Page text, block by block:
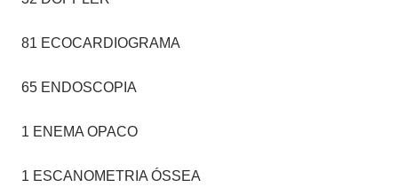
81 ECOCARDIOGRAMA
65 ENDOSCOPIA
1 ENEMA OPACO
1 ESCANOMETRIA ÓSSEA